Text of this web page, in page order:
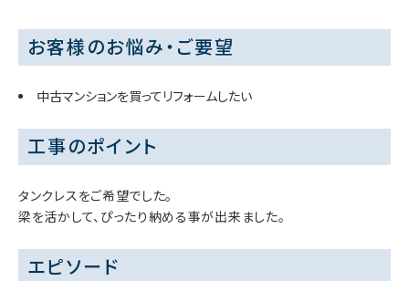
お客様のお悩み・ご要望
中古マンションを買ってリフォームしたい
工事のポイント
タンクレスをご希望でした。
梁を活かして、ぴったり納める事が出来ました。
エピソード